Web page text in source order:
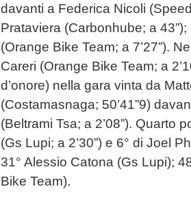
davanti a Federica Nicoli
Prataviera (Carbonhube; a
(Orange Bike Team; a 7’27”).
Careri (Orange Bike Team; a
d’onore) nella gara vinta da
(Costamasnaga; 50’41”9)
(Beltrami Tsa; a 2’08”). Quarto
(Gs Lupi; a 2’30”) e 6° di Joel
31° Alessio Catona (Gs Lupi);
Bike Team).